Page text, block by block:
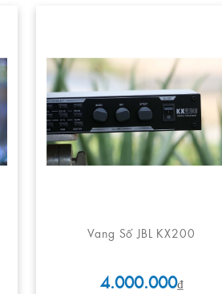
Vang Số JBL KX200
4.000.000₫